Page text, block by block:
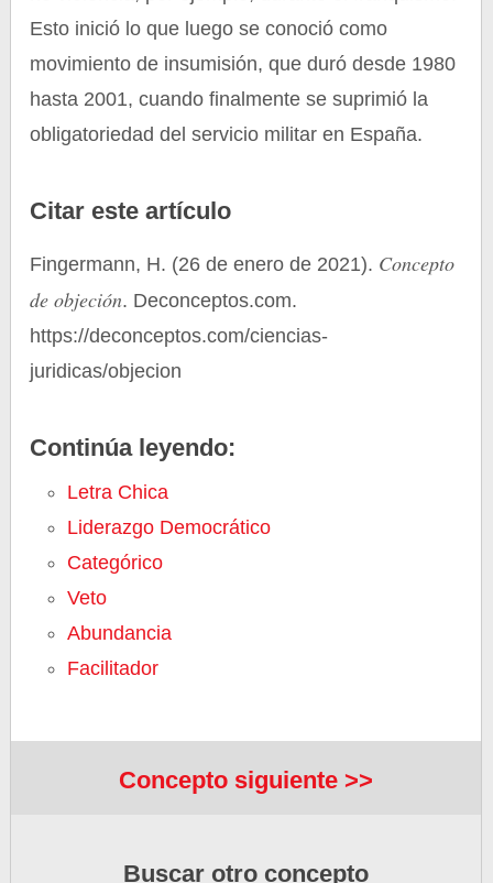
Esto inició lo que luego se conoció como
movimiento de insumisión, que duró desde 1980
hasta 2001, cuando finalmente se suprimió la
obligatoriedad del servicio militar en España.
Citar este artículo
Fingermann, H. (26 de enero de 2021). Concepto
de objeción. Deconceptos.com.
https://deconceptos.com/ciencias-
juridicas/objecion
Continúa leyendo:
Letra Chica
Liderazgo Democrático
Categórico
Veto
Abundancia
Facilitador
Concepto siguiente >>
Buscar otro concepto